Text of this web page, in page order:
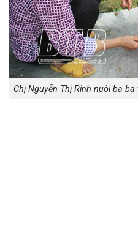
Chị Nguyễn Thị Rinh nuôi ba